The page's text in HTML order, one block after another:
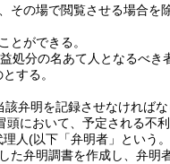
その場で閲覧させる場合
とができる。
処分の名あて人となるべき
する。
弁明を記録させなければな
頭において、予定される不
人(以下「弁明者」という
弁明調書を作成し、弁明